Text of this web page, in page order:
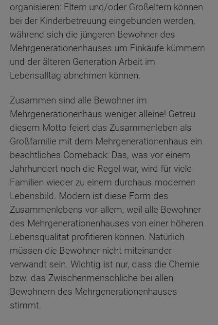
organisieren: Eltern und/oder Großeltern können
bei der Kinderbetreuung eingebunden werden,
während sich die jüngeren Bewohner des
Mehrgenerationenhauses um Einkäufe kümmern
und der älteren Generation Arbeit im
Lebensalltag abnehmen können.
Zusammen sind alle Bewohner im
Mehrgenerationenhaus weniger alleine! Getreu
diesem Motto feiert das Zusammenleben als
Großfamilie mit dem Mehrgenerationenhaus ein
beachtliches Comeback: Das, was vor einem
Jahrhundert noch die Regel war, wird für viele
Familien wieder zu einem durchaus modernen
Lebensbild. Modern ist diese Form des
Zusammenlebens vor allem, weil alle Bewohner
des Mehrgenerationenhauses von einer höheren
Lebensqualität profitieren können. Natürlich
müssen die Bewohner nicht miteinander
verwandt sein. Wichtig ist nur, dass die Chemie
bzw. das Zwischenmenschliche bei allen
Bewohnern des Mehrgenerationenhauses
stimmt.